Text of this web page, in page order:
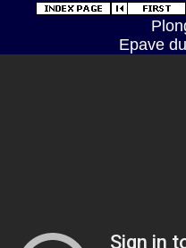
Epave